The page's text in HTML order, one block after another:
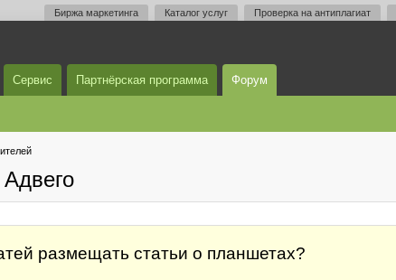
Биржа маркетинга Каталог услуг Проверка на антиплагиат
Сервис Партнёрская программа Форум
размещать статьи о планшетах?